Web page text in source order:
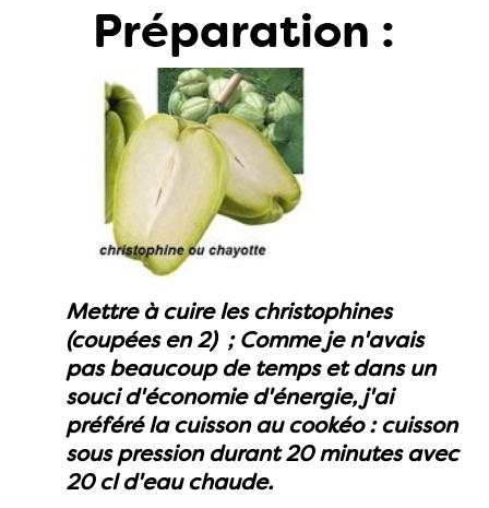
Préparation :
Mettre à cuire les christophines
(coupées en 2) ;Comme je n'avais
pas beaucoup de temps et dans un
souci d'économie d'énergie, j'ai
préféré la cuisson au cookéo : cuisson
sous pression durant 20 minutes avec
20 cl d'eau chaude.